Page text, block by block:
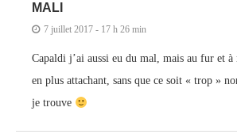
MALI
7 juillet 2017 - 17 h 26 min
Capaldi j’ai aussi eu du mal, mais au fur et à
en plus attachant, sans que ce soit « trop »
je trouve